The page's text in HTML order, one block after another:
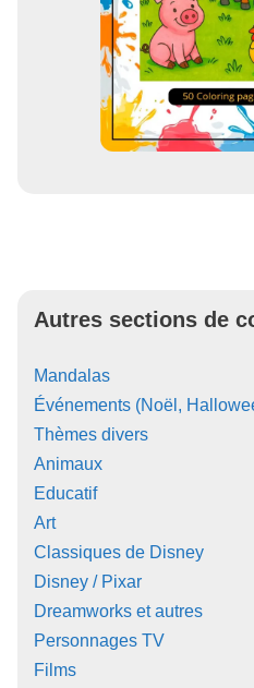
Autres sections de
Mandalas
Événements (Noël,
Thèmes divers
Animaux
Educatif
Art
Classiques de Disney
Disney / Pixar
Dreamworks et autres
Personnages TV
Films